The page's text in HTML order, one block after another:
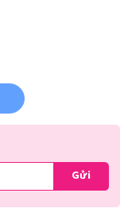
Gửi